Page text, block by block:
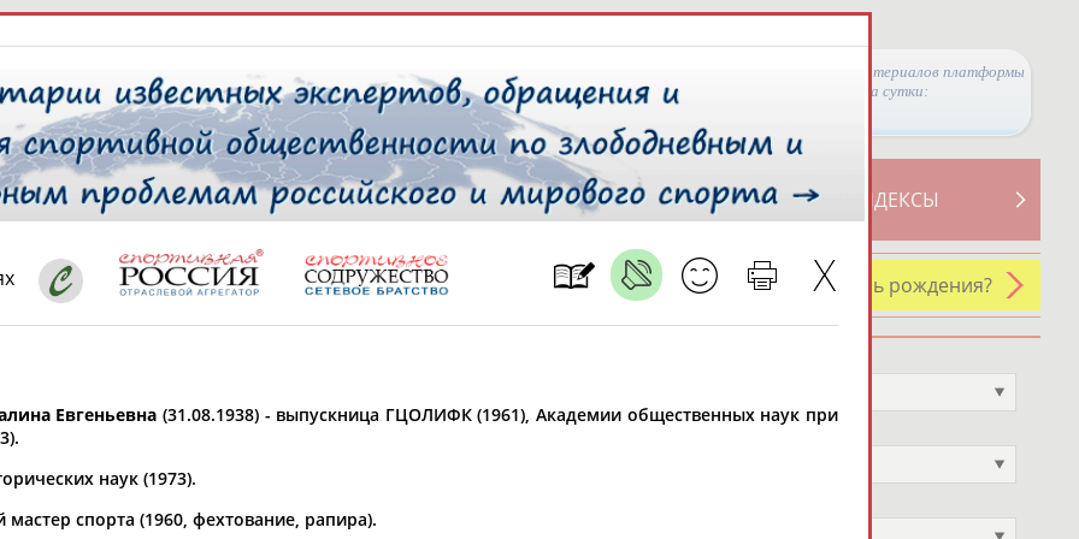
Просмотры материалов платформы
за сутки:
СВОДНЫЕ ИНДЕКСЫ
ТАБЛО АКТИВНОСТИ
РЕСУРСНАЯ ПЛОЩАДКА
У кого сегодня день рождения?
* для действующих спортсменов
рождения
Евгеньевна (31.08.1938) - выпускница ГЦОЛИФК (1961), Академии общественных наук при
наук (1973).
спорта (1960, фехтование, рапира).